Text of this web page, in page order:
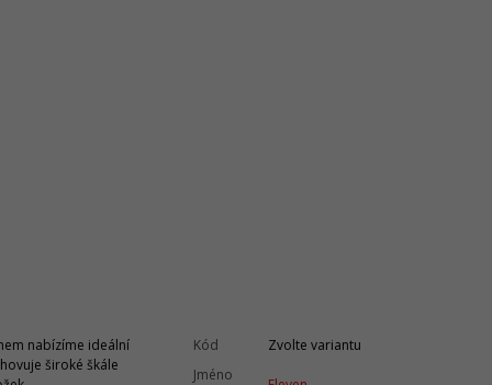
nabízíme ideální
široké škále
Kód
Zvolte variantu
Jméno